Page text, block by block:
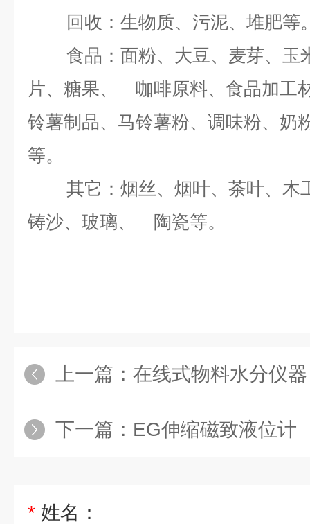
回收：生物质、污泥、堆肥等
食品：面粉、大豆、麦芽、玉
片、糖果、 咖啡原料、食品加工
铃薯制品、马铃薯粉、调味粉、奶
等。
其它：烟丝、烟叶、茶叶、木
铸沙、玻璃、 陶瓷等。
上一篇： 在线式物料水分仪器
下一篇： EG伸缩磁致液位计
* 姓名：